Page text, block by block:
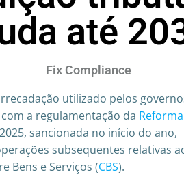
até
Fix Compliance
utilizado pelos
a regulamentação da Reforma
sancionada no início do ano,
subsequentes relativas
Bens e Serviços (CBS).